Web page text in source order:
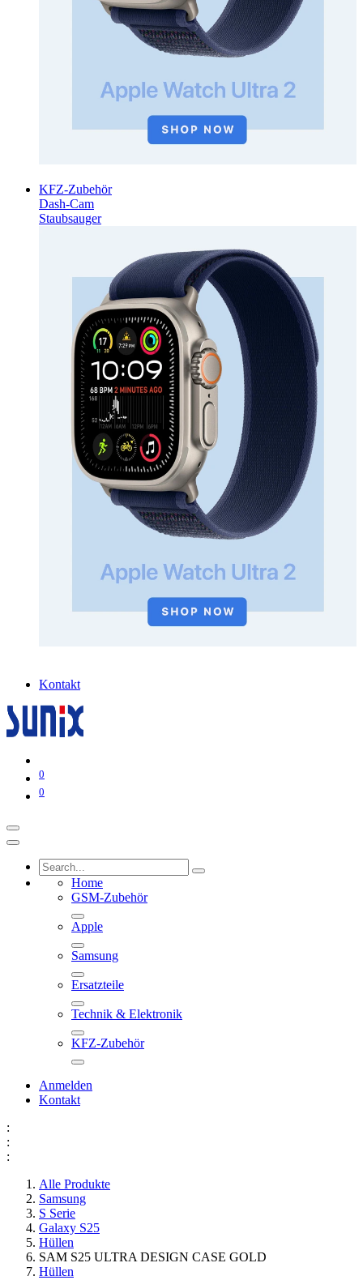
KFZ-Zubehör
Dash-Cam
Staubsauger
Kontakt
0
0
Home
GSM-Zubehör
Apple
Samsung
Ersatzteile
Technik & Elektronik
KFZ-Zubehör
Anmelden
Kontakt
:
:
:
Alle Produkte
Samsung
S Serie
Galaxy S25
Hüllen
SAM S25 ULTRA DESIGN CASE GOLD
Hüllen